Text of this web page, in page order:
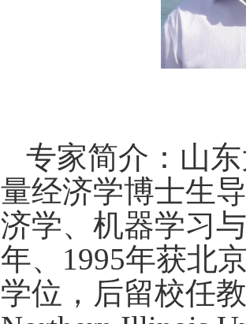
专家简介： 山
量经济学博士生
济学、机器学习
年、 1995年获北
学位，后留校任